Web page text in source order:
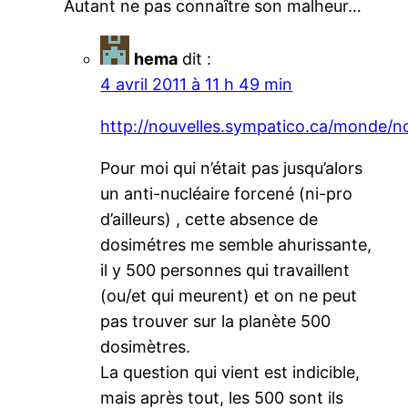
Autant ne pas connaître son malheur…
hema dit :
4 avril 2011 à 11 h 49 min
http://nouvelles.sympatico.ca/monde/
Pour moi qui n’était pas jusqu’alors
un anti-nucléaire forcené (ni-pro
d’ailleurs) , cette absence de
dosimétres me semble ahurissante,
il y 500 personnes qui travaillent
(ou/et qui meurent) et on ne peut
pas trouver sur la planète 500
dosimètres.
La question qui vient est indicible,
mais après tout, les 500 sont ils